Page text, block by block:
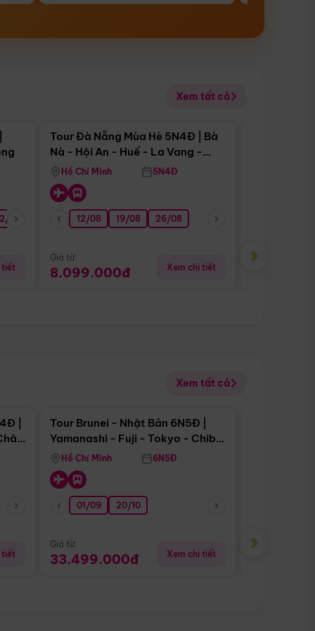
Xem tất cả
08 26/08 05/09 09/09 12/09
tiết
Điểm nổi bật
Tour Đà Nẵng Mùa Hè 5N4Đ | Bà
Nà - Hội An - Huế - La Vang -
Động Thiên Đường
Hồ Chí Minh 5N4Đ
12/08 19/08 26/08
Giá từ:
8.099.000đ Xem chi tiết
Giá từ:
›
Xem tất cả
|
tiết
Điểm nổi bật
Tour Brunei - Nhật Bản 6N5Đ |
Yamanashi - Fuji - Tokyo - Chiba
- Freeday
Hồ Chí Minh 6N5Đ
01/09 20/10
Giá từ:
33.499.000đ Xem chi tiết
Giá từ:
›